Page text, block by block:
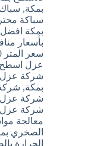
بمكة,
سباكة
بمكة
بأسعار
سعر المتر 10 ريال لفترة محدودة بمكة
عزل اسطح
بمكة,
شركة عزل
شركة عزل
معالجة
الصخري
الحرارة